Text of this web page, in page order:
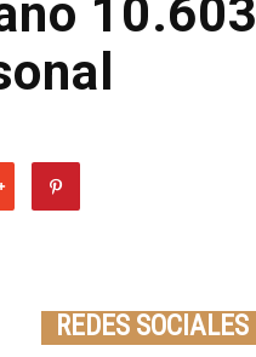
10.603
REDES SOCIALES